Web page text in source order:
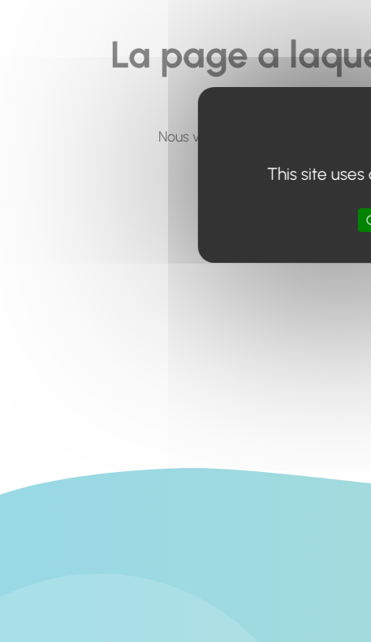
La page a
Nous vous invitons à utiliser le
This site